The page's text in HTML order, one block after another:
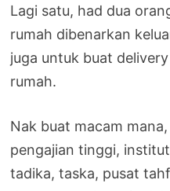
Lagi satu, had dua
rumah dibenarkan
juga untuk buat
rumah.
Nak buat macam
pengajian tinggi,
tadika, taska, pusat